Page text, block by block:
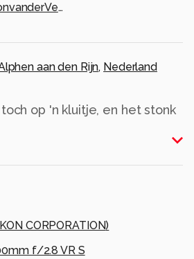
MarjonvanderVegt1967
aan den Rijn, Nederland
op 'n kluitje, en het stonk
ze wel 'ns updaten naar
CORPORATION)
f/2.8 VR S